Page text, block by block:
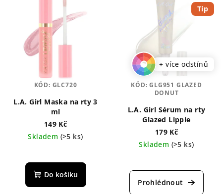
L.A. Girl Maska na rty 3
ml
149 Kč
Skladem (>5 ks)
Do košíku
KÓD: GLC720
Tip
+ více odstínů
L.A. Girl Sérum na rty
Glazed Lippie
179 Kč
Skladem (>5 ks)
hodnocení
produktu
KÓD:GLG951 GLAZED
DONUT